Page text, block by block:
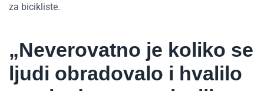
za bicikliste.
„Neverovatno je koliko se
ljudi obradovalo i hvalilo